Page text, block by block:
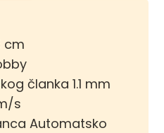
cm
članka 1.1 mm
s
Automatsko